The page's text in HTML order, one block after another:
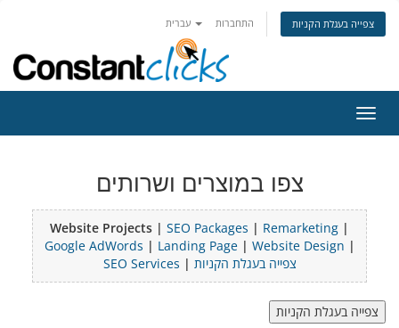
התחברות צפייה בעגלת הקניות
ניווט
צפו במוצרים ושרותים
Website Projects | SEO Packages | Remarketing |
Google AdWords | Landing Page| Website Design |
SEO Services | צפייה בעגלת הקניות